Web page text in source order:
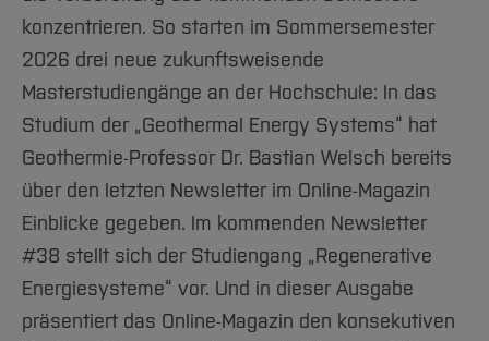
Arbeiten im FB G
Forschung und Projekte
International
Team
Service
Studiengänge
Studieninteressierte
Aktuelles
Studium
Fachgruppen
Forschung und Entwicklung
International
Team
Service
Amtliche Bekanntmachungen
Notfall-Infos
BO Shop
Familiengerechte Hochschule
Gleichstellung
Diskriminierungsfreie Hochschule
Vertretungen
Wahlen
Hochschulbibliothek
Hochschulkommunikation
International Office
Medienzentrum
qed-Stiftung
Zentrale Studienberatung
#15
#17
Jahresrückblick 2024
#20
konzentrieren. So starten im Sommersemester
2026 drei neue zukunftsweisende
Masterstudiengänge an der Hochschule: In das
Studium der „Geothermal Energy Systems“ hat
Geothermie-Professor Dr. Bastian Welsch bereits
über den letzten Newsletter im Online-Magazin
Einblicke gegeben. Im kommenden Newsletter
#38 stellt sich der Studiengang „Regenerative
Energiesysteme“ vor. Und in dieser Ausgabe
präsentiert das Online-Magazin den konsekutiven